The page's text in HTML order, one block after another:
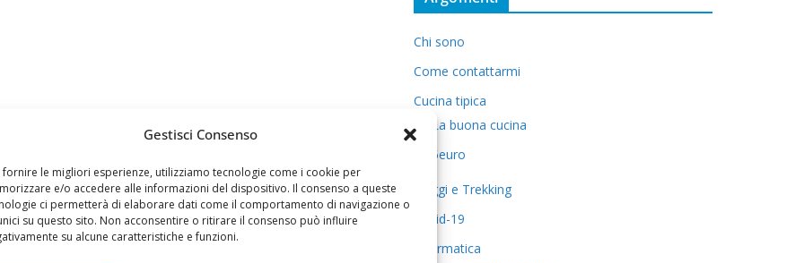
Gestisci Consenso
fornire le migliori esperienze, utilizziamo tecnologie come i cookie per
e/o accedere alle informazioni del dispositivo. Il consenso a queste
ci permetterà di elaborare dati come il comportamento di navigazione o
su questo sito. Non acconsentire o ritirare il consenso può influire
su alcune caratteristiche e funzioni.
Chi sono
Come contattarmi
Cucina tipica
La buona cucina
5euro
Viaggi e Trekking
Covid-19
Informatica